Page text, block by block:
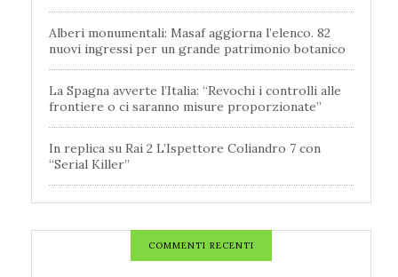
Alberi monumentali: Masaf aggiorna l’elenco. 82
nuovi ingressi per un grande patrimonio botanico
La Spagna avverte l’Italia: “Revochi i controlli alle
frontiere o ci saranno misure proporzionate”
In replica su Rai 2 L’Ispettore Coliandro 7 con
“Serial Killer”
COMMENTI RECENTI